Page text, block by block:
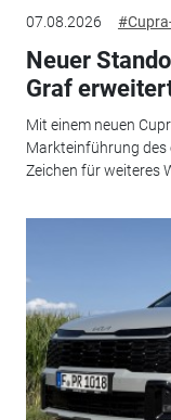
07.08.2026
Neuer
Graf
Mit einem neuen
Markteinführung des
Zeichen für weiteres